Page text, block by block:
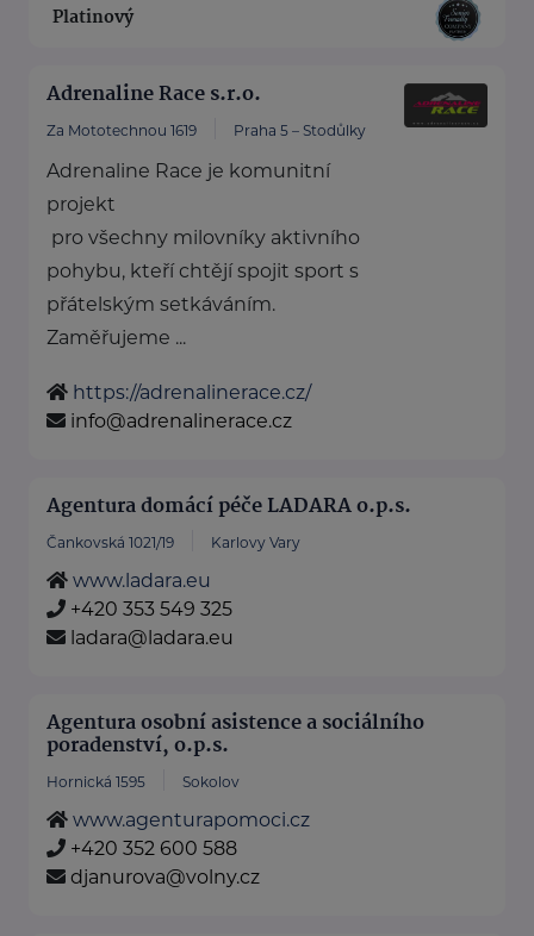
Platinový
Adrenaline Race s.r.o.
Za Mototechnou 1619 Praha 5 – Stodůlky
Adrenaline Race je komunitní
projekt
pro všechny milovníky aktivního
pohybu, kteří chtějí spojit sport s
přátelským setkáváním.
Zaměřujeme ...
https://adrenalinerace.cz/
info@adrenalinerace.cz
Agentura domácí péče LADARA o.p.s.
Čankovská 1021/19 Karlovy Vary
www.ladara.eu
+420 353 549 325
ladara@ladara.eu
Agentura osobní asistence a sociálního
poradenství, o.p.s.
Hornická 1595 Sokolov
www.agenturapomoci.cz
+420 352 600 588
djanurova@volny.cz